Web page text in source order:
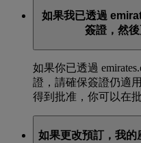
如果我已透過
簽證，然
如果你已透過
證，請確保簽證仍適
得到批准，你可以在
如果更改預訂，我的